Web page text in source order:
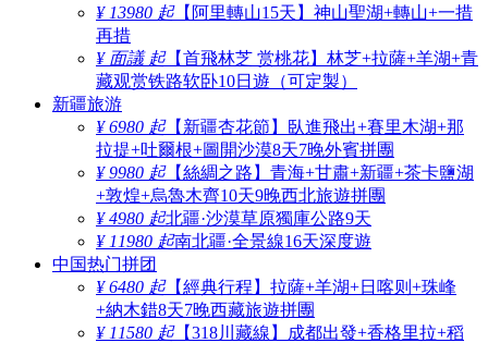
¥ 13980 起【阿里轉山15天】神山聖湖+轉山+一措
再措
¥ 面議 起【首飛林芝 赏桃花】林芝+拉薩+羊湖+青
藏观赏铁路软卧10日遊（可定製）
新疆旅游
¥ 6980 起【新疆杏花節】臥進飛出+賽里木湖+那
拉提+吐爾根+圖開沙漠8天7晚外賓拼團
¥ 9980 起【絲綢之路】青海+甘肅+新疆+茶卡鹽湖
+敦煌+烏魯木齊10天9晚西北旅遊拼團
¥ 4980 起北疆·沙漠草原獨庫公路9天
¥ 11980 起南北疆·全景線16天深度遊
中国热门拼团
¥ 6480 起【經典行程】拉薩+羊湖+日喀则+珠峰
+納木錯8天7晚西藏旅遊拼團
¥ 11580 起【318川藏線】成都出發+香格里拉+稻